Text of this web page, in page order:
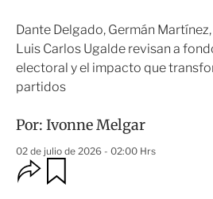
Dante Delgado, Germán
Luis Carlos Ugalde revisan a
electoral y el impacto que
partidos
Por: Ivonne Melgar
02 de julio de 2026 - 02:00 Hrs
O
p